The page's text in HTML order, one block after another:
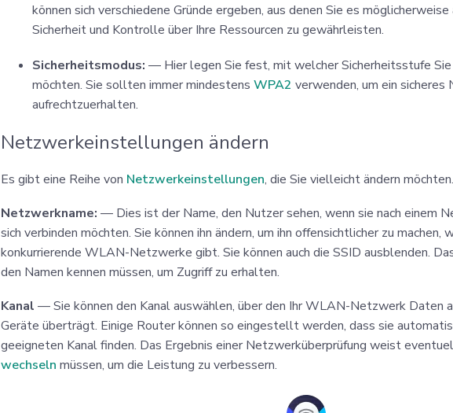
können sich verschiedene Gründe ergeben, aus denen Sie es
Sicherheit und Kontrolle über Ihre Ressourcen zu gewährleisten.
Sicherheitsmodus: — Hier legen Sie fest, mit welcher Sicherheitsstufe
möchten. Sie sollten immer mindestens WPA2 verwenden, um ein
aufrechtzuerhalten.
Netzwerkeinstellungen ändern
Es gibt eine Reihe von Netzwerkeinstellungen, die Sie vielleicht ändern möchten.
Netzwerkname: — Dies ist der Name, den Nutzer sehen, wenn sie nach einem
sich verbinden möchten. Sie können ihn ändern, um ihn offensichtlicher zu machen,
konkurrierende WLAN-Netzwerke gibt. Sie können auch die SSID ausblenden.
den Namen kennen müssen, um Zugriff zu erhalten.
Kanal — Sie können den Kanal auswählen, über den Ihr WLAN-Netzwerk Daten
Geräte überträgt. Einige Router können so eingestellt werden, dass sie
geeigneten Kanal finden. Das Ergebnis einer Netzwerküberprüfung weist
wechseln müssen, um die Leistung zu verbessern.